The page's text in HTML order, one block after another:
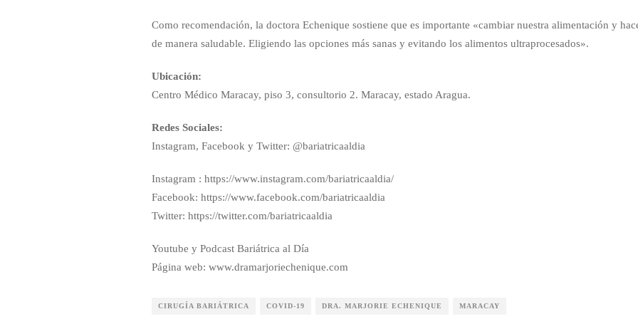
Como recomendación, la doctora Echenique sostiene que es importante «cambiar nuestra alimentación y
de manera saludable. Eligiendo las opciones más sanas y evitando los alimentos ultraprocesados».
Ubicación:
Centro Médico Maracay, piso 3, consultorio 2. Maracay, estado Aragua.
Redes Sociales:
Instagram, Facebook y Twitter: @bariatricaaldia
Instagram : https://www.instagram.com/bariatricaaldia/
Facebook: https://www.facebook.com/bariatricaaldia
Twitter: https://twitter.com/bariatricaaldia
Youtube y Podcast Bariátrica al Día
Página web: www.dramarjoriechenique.com
CIRUGÍA BARIÁTRICA COVID-19 DRA. MARJORIE ECHENIQUE MARACAY